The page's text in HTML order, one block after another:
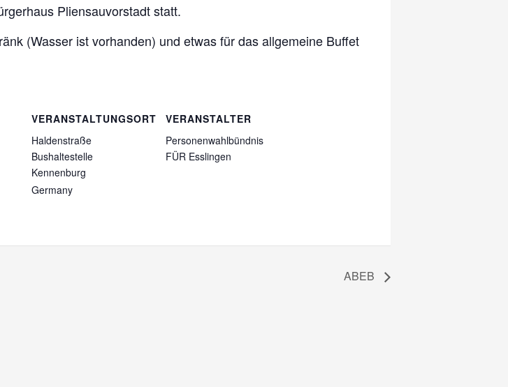
Pliensauvorstadt statt.
(Wasser ist vorhanden) und etwas für das allgemeine Buffet
VERANSTALTUNGSORT
Haldenstraße
Bushaltestelle
Kennenburg
Germany
VERANSTALTER
Personenwahlbündnis
FÜR Esslingen
ABEB